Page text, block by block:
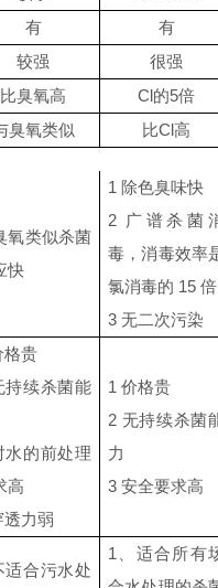
有
有
较强
很强
比臭氧高 Cl的5倍
臭氧类似 比Cl高
氧类似杀菌
快
1 除色臭味快
2 广谱杀菌
毒，消毒效率
氯消毒的 15倍
3无二次污染
格贵
持续杀菌能
水的前处理
高
透力弱
1价格贵
2 无持续杀菌
力
3安全要求高
适合污水处
1
、适合所有